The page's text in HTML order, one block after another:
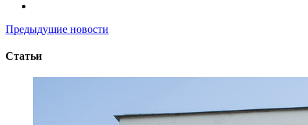
Предыдущие новости
Статьи